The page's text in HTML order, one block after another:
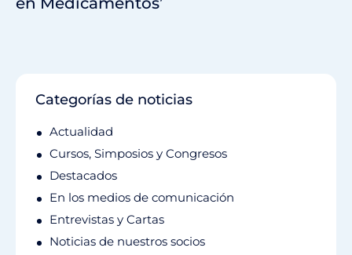
Categorías de noticias
Actualidad
Cursos, Simposios y Congresos
Destacados
En los medios de comunicación
Entrevistas y Cartas
Noticias de nuestros socios